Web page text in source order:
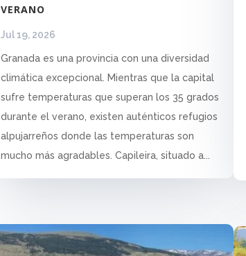
VERANO
Jul 19, 2026
Granada es una provincia con una diversidad
climática excepcional. Mientras que la capital
sufre temperaturas que superan los 35 grados
durante el verano, existen auténticos refugios
alpujarreños donde las temperaturas son
mucho más agradables. Capileira, situado a...